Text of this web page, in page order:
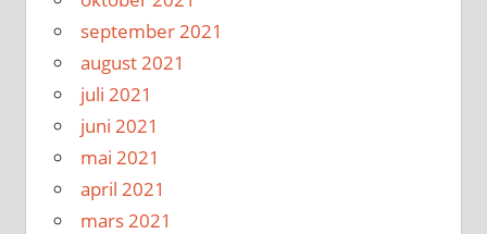
september 2021
august 2021
juli 2021
juni 2021
mai 2021
april 2021
mars 2021